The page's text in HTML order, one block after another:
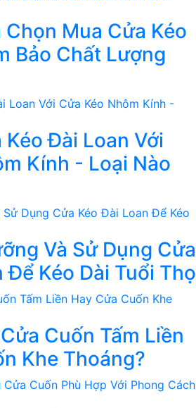
Mua Cửa Kéo
Bảo Chất Lượng
Kéo Đài Loan Với
Kính - Loại Nào
Và Sử Dụng Cửa
Để Kéo Dài Tuổi Thọ
Cuốn Tấm Liền
Khe Thoáng?